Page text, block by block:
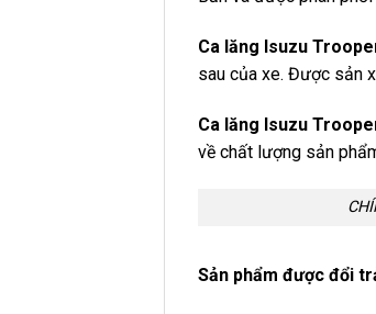
Ca lăng Isuzu
sau của xe. Được sản
Ca lăng Isuzu
về chất lượng sản
Sản phẩm được đổi